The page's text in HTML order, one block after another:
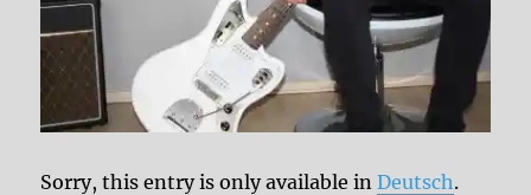
Sorry, this entry is only available inDeutsch.